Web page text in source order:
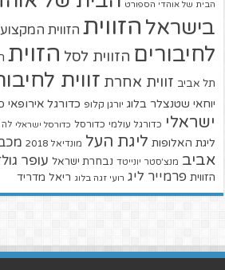
הבית של אוהדי הספורט
בישראל הזווית הזווית
לחיבורים הזווית לסל הזוית
תל אביב זווית אחרת זווית
יוחאי שטנצלר בלוג יורגן קלופ כדורגל אירופאי
ישראלי כדורגל עולמי כדורסל כדורסל ישראלי לה
ליגת האלופות ליגת העל מונדיאל 2018
אביב מנצ'סטר יונייטד נבחרת ישראל עופר
הזווית פרמייר ליג רועי זגה בלוג ריאל מדריד